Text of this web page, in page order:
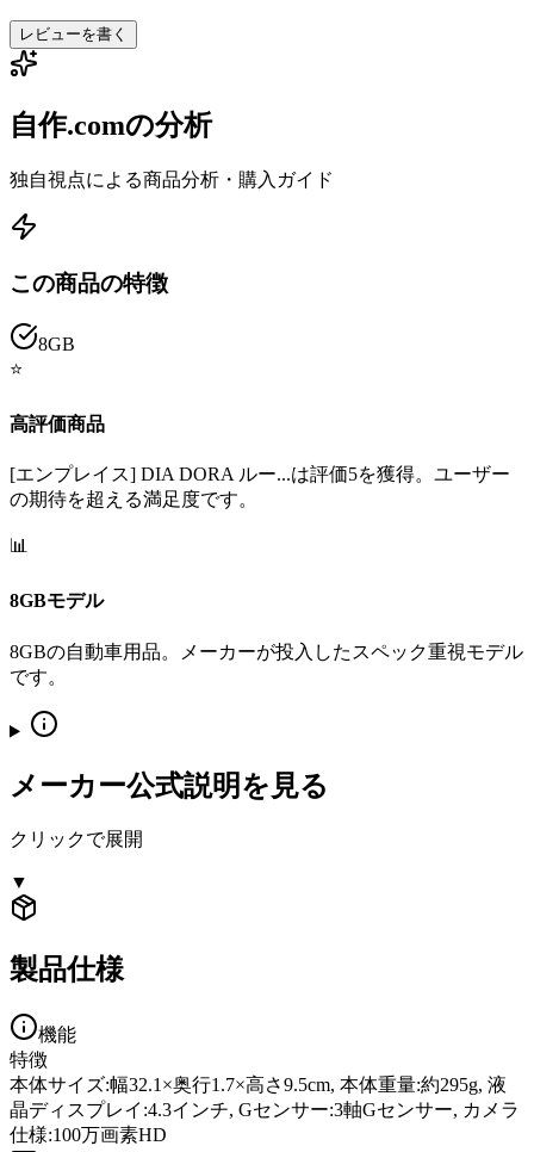
レビューを書く
自作.comの分析
独自視点による商品分析・購入ガイド
この商品の特徴
8GB
⭐
高評価商品
[エンプレイス] DIA DORA ルー...は評価5を獲得。ユーザー
の期待を超える満足度です。
📊
8GBモデル
8GBの自動車用品。メーカーが投入したスペック重視モデル
です。
メーカー公式説明を見る
クリックで展開
▼
製品仕様
機能
特徴
本体サイズ:幅32.1×奥行1.7×高さ9.5cm, 本体重量:約295g, 液
晶ディスプレイ:4.3インチ, Gセンサー:3軸Gセンサー, カメラ
仕様:100万画素HD